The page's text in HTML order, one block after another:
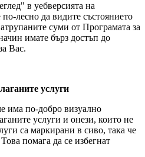
в уебверсията на
лесно да видите състоянието
суми от Програмата за
имате бърз достъп до
Вас.
услуги
има по-добро визуално
услуги и онези, които не
са маркирани в сиво, така че
помага да се избегнат